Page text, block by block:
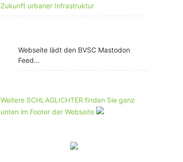
Zukunft urbaner Infrastruktur
Webseite lädt den BVSC Mastodon
Feed...
Weitere SCHLAGLICHTER finden Sie ganz
unten im Footer der Webseite